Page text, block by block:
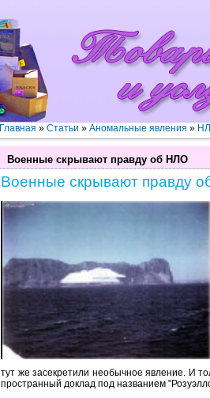
Главная » Статьи » Аномальные явления »
Военные скрывают правду об НЛО
Военные скрывают правду
тут же засекретили необычное явление. И
пространный доклад под названием